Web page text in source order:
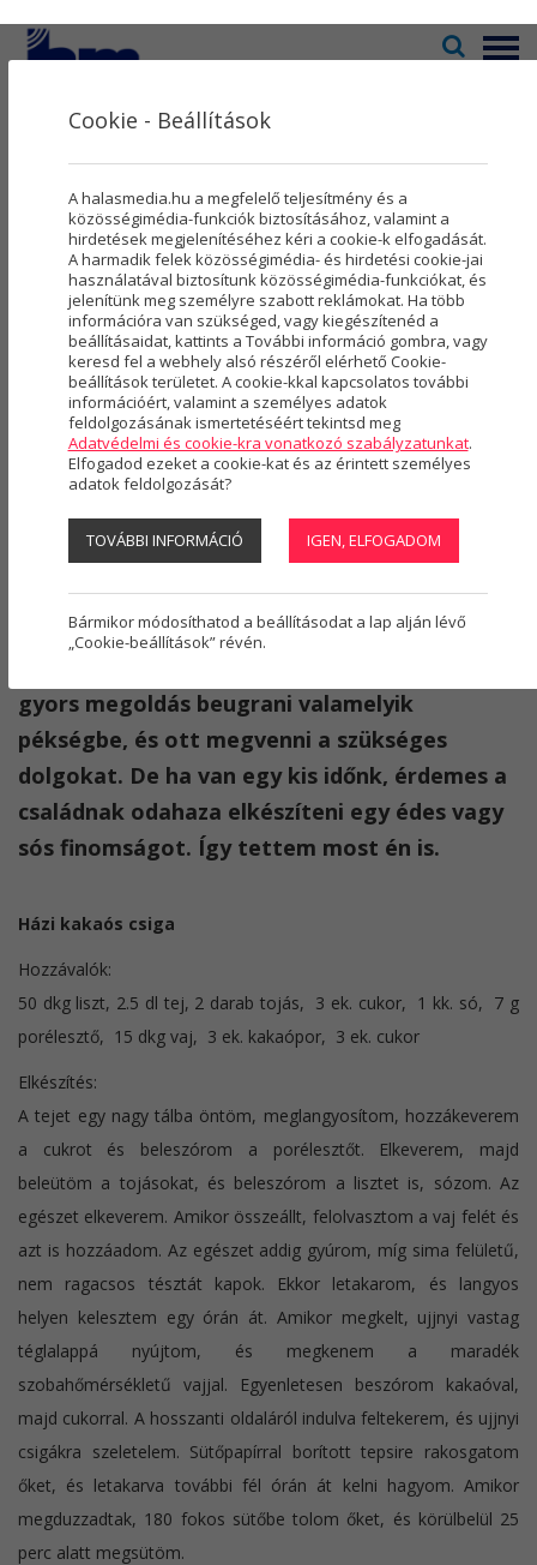
Menü
Televízió
Kultúra
Rovatok
Újság
Városmarketing
Szolgáltatások
Rólunk
Hasznos
Regisztráció
Rita asszony Ízvarázsa: a házi
péksütinél nincs jobb
gyors megoldás beugrani valamelyik
pékségbe, és ott megvenni a szükséges
dolgokat. De ha van egy kis időnk, érdemes a
családnak odahaza elkészíteni egy édes vagy
sós finomságot. Így tettem most én is.
Házi kakaós csiga
Hozzávalók:
50 dkg liszt, 2.5 dl tej, 2 darab tojás, 3 ek. cukor, 1 kk. só, 7 g
porélesztő, 15 dkg vaj, 3 ek. kakaópor, 3 ek. cukor
Elkészítés:
A tejet egy nagy tálba öntöm, meglangyosítom, hozzákeverem
a cukrot és beleszórom a porélesztőt. Elkeverem, majd
beleütöm a tojásokat, és beleszórom a lisztet is, sózom. Az
egészet elkeverem. Amikor összeállt, felolvasztom a vaj felét és
azt is hozzáadom. Az egészet addig gyúrom, míg sima felületű,
nem ragacsos tésztát kapok. Ekkor letakarom, és langyos
helyen kelesztem egy órán át. Amikor megkelt, ujjnyi vastag
téglalappá nyújtom, és megkenem a maradék
szobahőmérsékletű vajjal. Egyenletesen beszórom kakaóval,
majd cukorral. A hosszanti oldaláról indulva feltekerem, és ujjnyi
csigákra szeletelem. Sütőpapírral borított tepsire rakosgatom
őket, és letakarva további fél órán át kelni hagyom. Amikor
megduzzadtak, 180 fokos sütőbe tolom őket, és körülbelül 25
perc alatt megsütöm.
Cookie - Beállítások
A halasmedia.hu a megfelelő teljesítmény és a
közösségimédia-funkciók biztosításához, valamint a
hirdetések megjelenítéséhez kéri a cookie-k elfogadását.
A harmadik felek közösségimédia- és hirdetési cookie-jai
használatával biztosítunk közösségimédia-funkciókat, és
jelenítünk meg személyre szabott reklámokat. Ha több
információra van szükséged, vagy kiegészítenéd a
beállításaidat, kattints a További információ gombra, vagy
keresd fel a webhely alsó részéről elérhető Cookie-
beállítások területet. A cookie-kkal kapcsolatos további
információért, valamint a személyes adatok
feldolgozásának ismertetéséért tekintsd meg
Adatvédelmi és cookie-kra vonatkozó szabályzatunkat.
Elfogadod ezeket a cookie-kat és az érintett személyes
adatok feldolgozását?
TOVÁBBI INFORMÁCIÓ IGEN, ELFOGADOM
Bármikor módosíthatod a beállításodat a lap alján lévő
„Cookie-beállítások” révén.